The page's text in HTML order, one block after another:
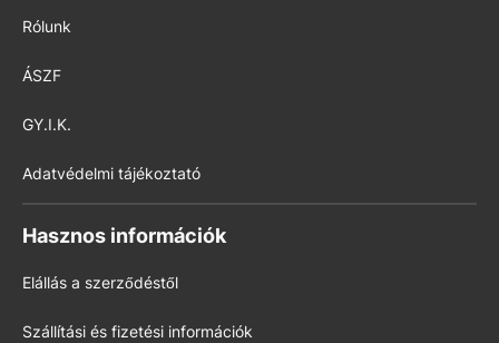
Rólunk
ÁSZF
GY.I.K.
Adatvédelmi tájékoztató
Hasznos információk
Elállás a szerződéstől
Szállítási és fizetési információk